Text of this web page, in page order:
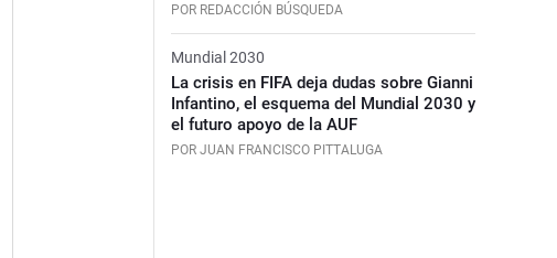
POR REDACCIÓN BÚSQUEDA
Mundial 2030
La crisis en FIFA deja dudas sobre Gianni
Infantino, el esquema del Mundial 2030 y
el futuro apoyo de la AUF
POR JUAN FRANCISCO PITTALUGA